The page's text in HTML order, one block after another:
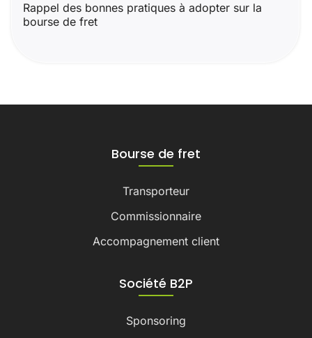
Rappel des bonnes pratiques à adopter sur la
bourse de fret
Bourse de fret
Transporteur
Commissionnaire
Accompagnement client
Société B2P
Sponsoring